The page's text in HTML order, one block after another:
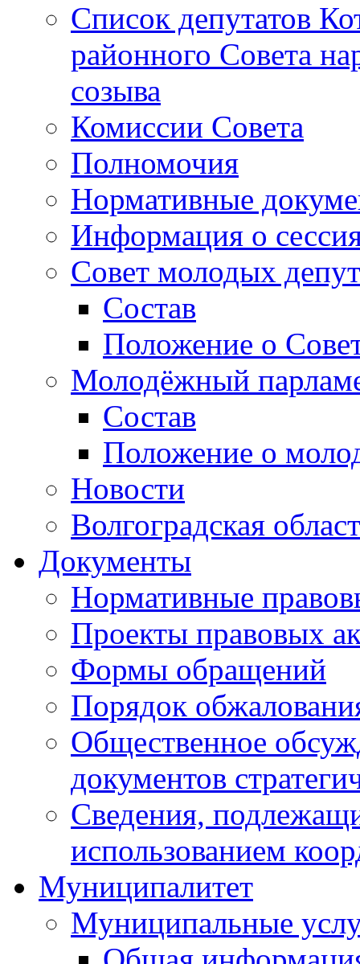
Список депутатов
районного Совета
созыва
Комиссии Совета
Полномочия
Нормативные
Информация о
Совет молодых
Состав
Положение о
Молодёжный
Состав
Положение о
Новости
Волгоградская
Документы
Нормативные
Проекты правовых
Формы обращений
Порядок
Общественное
документов
Сведения,
использованием
Муниципалитет
Муниципальные